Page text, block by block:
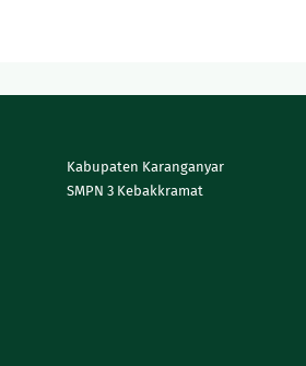
Kabupaten Karanganyar
SMPN 3 Kebakkramat